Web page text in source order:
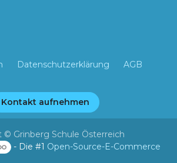
Datenschutzerklärung AGB
Kontakt aufnehmen
© Grinberg Schule Österreich
- Die #1 Open-Source-E-Commerce